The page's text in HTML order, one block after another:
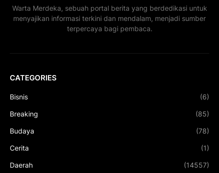
Warta Merdeka, sebuah portal berita yang berdedikasi untuk
menyajikan informasi terkini dan mendalam, menjadi sumber
terpercaya bagi pembaca.
CATEGORIES
Bisnis (6)
Breaking (85)
Budaya (78)
Cerita (1)
Daerah (14557)